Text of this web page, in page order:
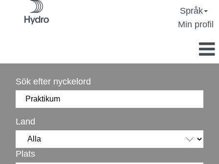
Språk
Min profil
Sök efter nyckelord
Land
Plats